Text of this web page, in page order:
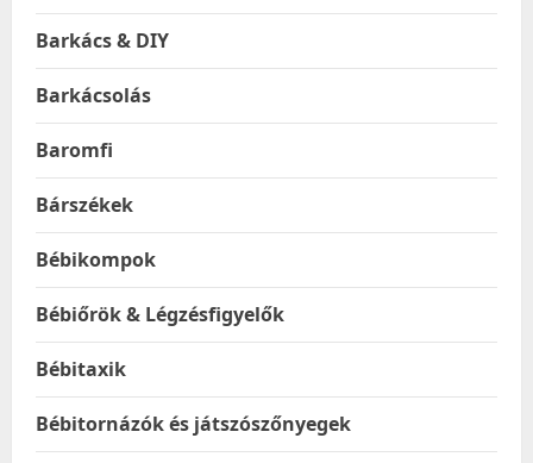
Barkács & DIY
Barkácsolás
Baromfi
Bárszékek
Bébikompok
Bébiőrök & Légzésfigyelők
Bébitaxik
Bébitornázók és játszószőnyegek